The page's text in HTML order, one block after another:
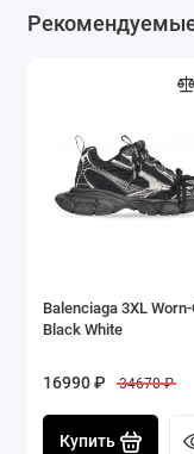
Balenciaga 3XL
Black White
16990 ₽ 34670 ₽
Купить